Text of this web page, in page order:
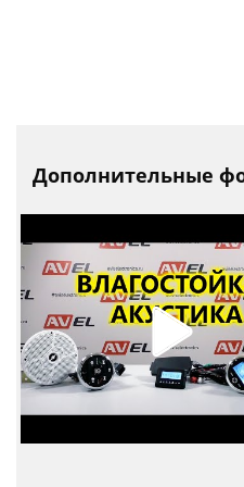
Дополнительные